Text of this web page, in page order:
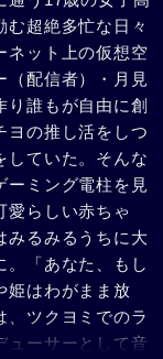
む超絶多忙な日々
ネット上の仮想空
（配信者）・月見
り誰もが自由に創
ヨの推し活をしつ
していた。そんな
ーミング電柱を見
愛らしい赤ちゃ
みるみるうちに大
。「あなた、もし
姫はわがまま放
、ツクヨミでのラ
ューサーとして音